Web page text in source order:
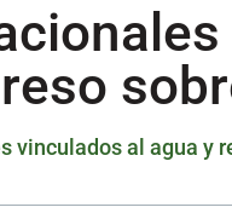
al agua y